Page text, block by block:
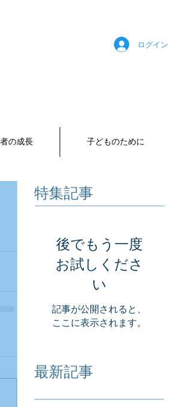
ログイン
の成長 子どものために
特集記事
後でもう一度
お試しくださ
い
記事が公開されると、
ここに表示されます。
最新記事